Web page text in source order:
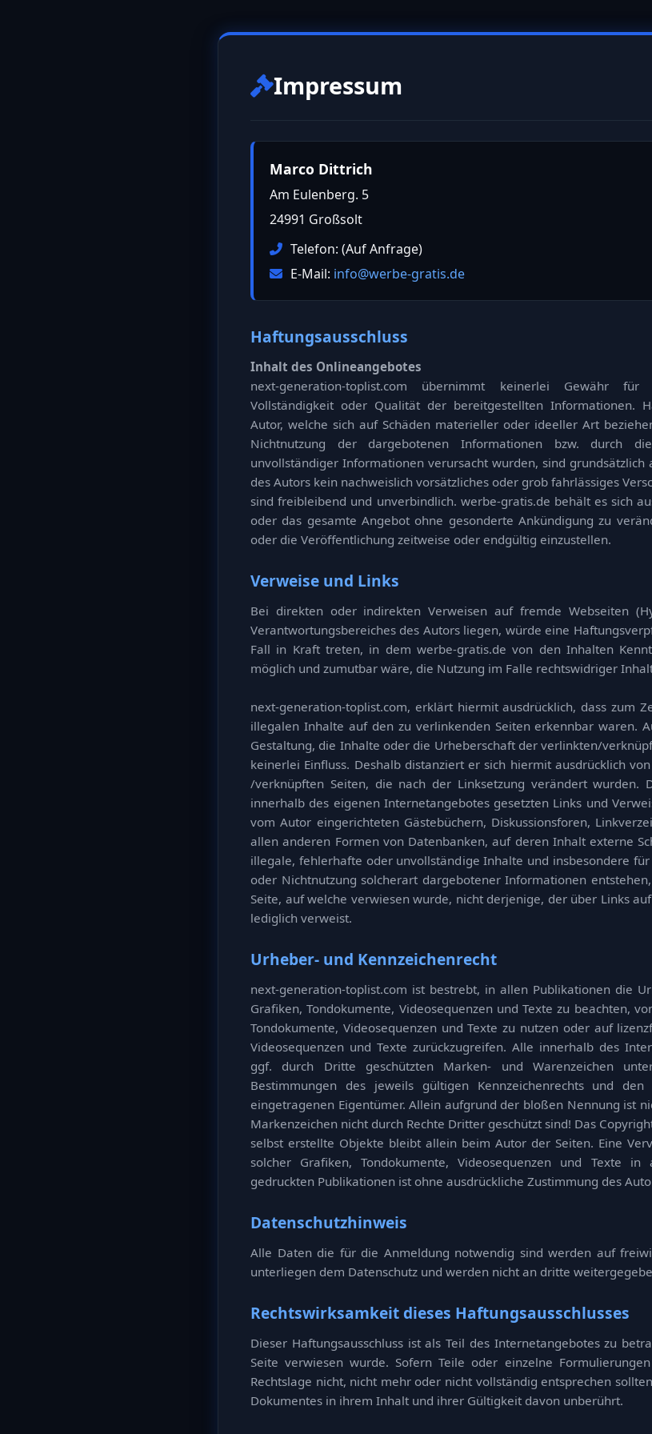
Impressum
Marco Dittrich
Am Eulenberg. 5
24991 Großsolt
Telefon: (Auf Anfrage)
E-Mail: info@werbe-gratis.de
Haftungsausschluss
Inhalt des Onlineangebotes
next-generation-toplist.com übernimmt keinerlei Gewähr
Vollständigkeit oder Qualität der bereitgestellten Informationen.
Autor, welche sich auf Schäden materieller oder ideeller Art
Nichtnutzung der dargebotenen Informationen bzw. durch
unvollständiger Informationen verursacht wurden, sind grundsätzlich
des Autors kein nachweislich vorsätzliches oder grob fahrlässiges
sind freibleibend und unverbindlich. werbe-gratis.de behält es sich
oder das gesamte Angebot ohne gesonderte Ankündigung zu
oder die Veröffentlichung zeitweise oder endgültig einzustellen.
Verweise und Links
Bei direkten oder indirekten Verweisen auf fremde Webseiten
Verantwortungsbereiches des Autors liegen, würde eine
Fall in Kraft treten, in dem werbe-gratis.de von den Inhalten
möglich und zumutbar wäre, die Nutzung im Falle rechtswidriger
next-generation-toplist.com, erklärt hiermit ausdrücklich, dass zum
illegalen Inhalte auf den zu verlinkenden Seiten erkennbar waren.
Gestaltung, die Inhalte oder die Urheberschaft der verlinkten/
keinerlei Einfluss. Deshalb distanziert er sich hiermit ausdrücklich
/verknüpften Seiten, die nach der Linksetzung verändert wurden.
innerhalb des eigenen Internetangebotes gesetzten Links und
vom Autor eingerichteten Gästebüchern, Diskussionsforen,
allen anderen Formen von Datenbanken, auf deren Inhalt externe
illegale, fehlerhafte oder unvollständige Inhalte und insbesondere
oder Nichtnutzung solcherart dargebotener Informationen
Seite, auf welche verwiesen wurde, nicht derjenige, der über Links
lediglich verweist.
Urheber- und Kennzeichenrecht
next-generation-toplist.com ist bestrebt, in allen Publikationen die
Grafiken, Tondokumente, Videosequenzen und Texte zu beachten,
Tondokumente, Videosequenzen und Texte zu nutzen oder auf
Videosequenzen und Texte zurückzugreifen. Alle innerhalb des
ggf. durch Dritte geschützten Marken- und Warenzeichen
Bestimmungen des jeweils gültigen Kennzeichenrechts und
eingetragenen Eigentümer. Allein aufgrund der bloßen Nennung ist
Markenzeichen nicht durch Rechte Dritter geschützt sind! Das
selbst erstellte Objekte bleibt allein beim Autor der Seiten. Eine
solcher Grafiken, Tondokumente, Videosequenzen und Texte in
gedruckten Publikationen ist ohne ausdrückliche Zustimmung des
Datenschutzhinweis
Alle Daten die für die Anmeldung notwendig sind werden auf
unterliegen dem Datenschutz und werden nicht an dritte
Rechtswirksamkeit dieses Haftungsausschlusses
Dieser Haftungsausschluss ist als Teil des Internetangebotes zu
Seite verwiesen wurde. Sofern Teile oder einzelne
Rechtslage nicht, nicht mehr oder nicht vollständig entsprechen
Dokumentes in ihrem Inhalt und ihrer Gültigkeit davon unberührt.